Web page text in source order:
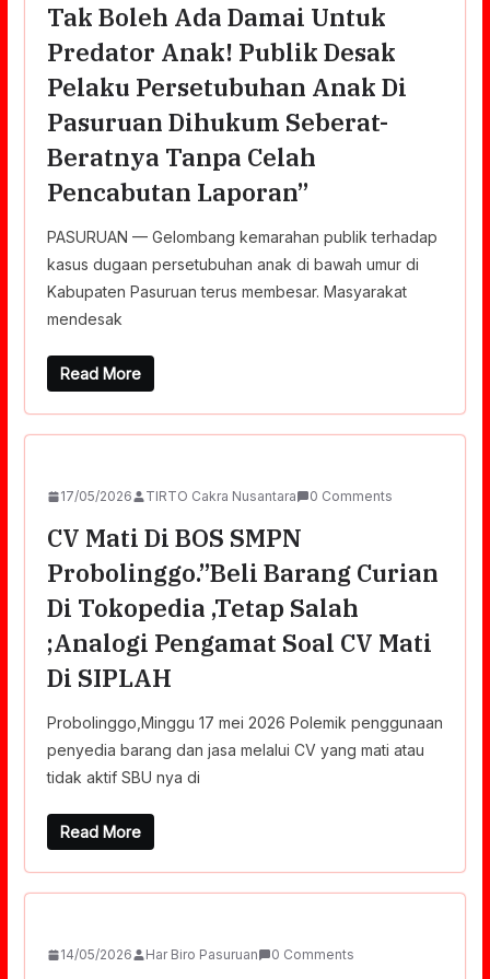
Tak Boleh Ada Damai Untuk
Predator Anak! Publik Desak
Pelaku Persetubuhan Anak Di
Pasuruan Dihukum Seberat-
Beratnya Tanpa Celah
Pencabutan Laporan”
PASURUAN — Gelombang kemarahan publik terhadap
kasus dugaan persetubuhan anak di bawah umur di
Kabupaten Pasuruan terus membesar. Masyarakat
mendesak
Read More
17/05/2026 TIRTO Cakra Nusantara 0 Comments
CV Mati Di BOS SMPN
Probolinggo.”Beli Barang Curian
Di Tokopedia ,tetap Salah
;Analogi Pengamat Soal CV Mati
Di SIPLAH
Probolinggo,Minggu 17 mei 2026 Polemik penggunaan
penyedia barang dan jasa melalui CV yang mati atau
tidak aktif SBU nya di
Read More
14/05/2026 Har Biro Pasuruan 0 Comments